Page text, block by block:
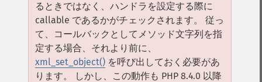
るときではなく、ハンドラを設定する際に
callable であるかがチェックされます。 従っ
て、コールバックとしてメソッド文字列を指
定する場合、それより前に、
xml_set_object() を呼び出しておく必要があ
ります。 しかし、この動作も PHP 8.4.0 以降